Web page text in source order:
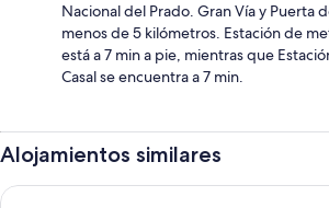
Nacional del Prado. Gran Vía y Puerta
menos de 5 kilómetros. Estación de
está a 7 min a pie, mientras que
Casal se encuentra a 7 min.
Alojamientos similares
Paseo Suites Hotel